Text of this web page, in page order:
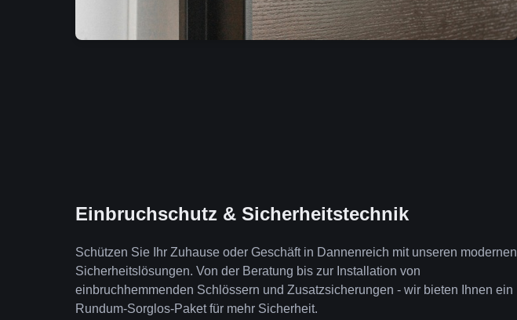
Einbruchschutz & Sicherheitstechnik
Schützen Sie Ihr Zuhause oder Geschäft in Dannenreich mit unseren modernen
Sicherheitslösungen. Von der Beratung bis zur Installation von
einbruchhemmenden Schlössern und Zusatzsicherungen - wir bieten Ihnen ein
Rundum-Sorglos-Paket für mehr Sicherheit.